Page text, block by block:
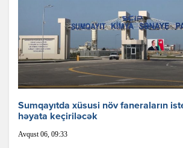
Sumqayıtda xüsusi növ faneraların
həyata keçiriləcək
Avqust 06, 09:33